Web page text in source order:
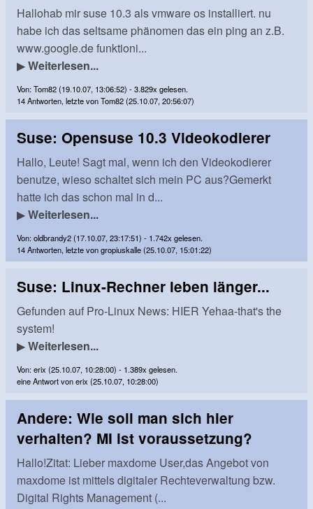
Hallohab mir suse 10.3 als vmware os installiert. nu
habe ich das seltsame phänomen das ein ping an z.B.
www.google.de funktioni...
▶Weiterlesen...
Von: Tom82 (19.10.07, 13:06:52) - 3.829x gelesen.
14 Antworten, letzte von Tom82 (25.10.07, 20:56:07)
Suse: Opensuse 10.3 Videokodierer
Hallo, Leute! Sagt mal, wenn ich den Videokodierer
benutze, wieso schaltet sich mein PC aus?Gemerkt
hatte ich das schon mal in d...
▶Weiterlesen...
Von: oldbrandy2 (17.10.07, 23:17:51) - 1.742x gelesen.
14 Antworten, letzte von gropiuskalle (25.10.07, 15:01:22)
Suse: Linux-Rechner leben länger...
Gefunden auf Pro-Linux News: HIER Yehaa-that's the
system!
▶Weiterlesen...
Von: erix (25.10.07, 10:28:00) - 1.389x gelesen.
eine Antwort von erix (25.10.07, 10:28:00)
Andere: Wie soll man sich hier
verhalten? MI ist voraussetzung?
Hallo!Zitat: Lieber maxdome User,das Angebot von
maxdome ist mittels digitaler Rechteverwaltung bzw.
Digital Rights Management (...